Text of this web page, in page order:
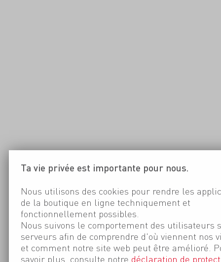
Ta vie privée est importante pour nous.
Nous utilisons des cookies pour rendre les
de la boutique en ligne techniquement et
fonctionnellement possibles.
Nous suivons le comportement des utilisateurs
serveurs afin de comprendre d'où viennent nos
et comment notre site web peut être amélioré.
savoir plus, consulte notre déclaration de